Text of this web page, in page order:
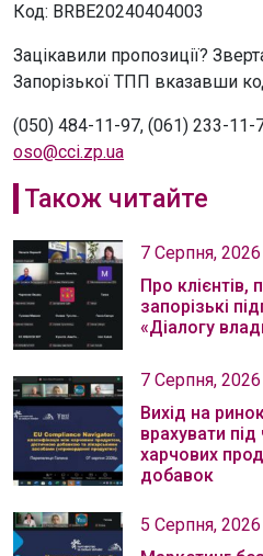
Код: BRBE20240404003
Зацікавили пропозиції?
Запорізької ТПП вказавши
(050) 484-11-97, (061) 233-11-
oso@cci.zp.ua
Також читайте
7 Серпня, 2026
Про клієнтів,
запорізькі
«Діалогу
7 Серпня, 2026
Вихід на
врахувати під
харчових
добавок
5 Серпня, 2026